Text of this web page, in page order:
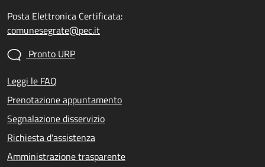
Posta Elettronica Certificata:
comunesegrate@pec.it
Pronto URP
Leggi le FAQ
Prenotazione appuntamento
Segnalazione disservizio
Richiesta d'assistenza
Amministrazione trasparente